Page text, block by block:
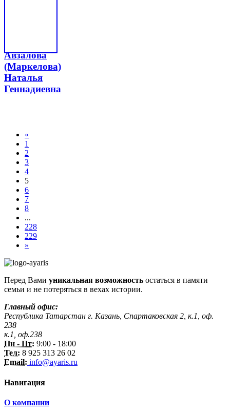
Авзалова
(Маркелова)
Наталья
Геннадиевна
«
1
2
3
4
5
6
7
8
...
228
229
»
Перед Вами уникальная возможность остаться в памяти
семьи и не потеряться в вехах истории.
Главный офис:
Республика Татарстан г. Казань, Спартаковская 2, к.1, оф.
238
к.1, оф.238
Пн - Пт: 9:00 - 18:00
Тел: 8 925 313 26 02
Email: info@ayaris.ru
Навигация
О компании